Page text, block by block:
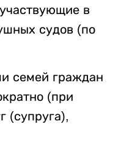
в
судов (по
семей граждан
(при
(супруга),